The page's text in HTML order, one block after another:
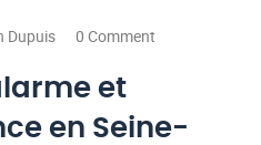
Dupuis 0 Comment
et
en Seine-